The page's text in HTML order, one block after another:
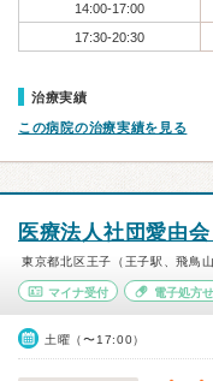
14:00-17:00
17:30-20:30
治療実績
この病院の治療実績を見る
医療法人社団愛由会
東京都北区王子（王子駅、飛鳥
マイナ受付 電子処方
土曜（〜17:00）